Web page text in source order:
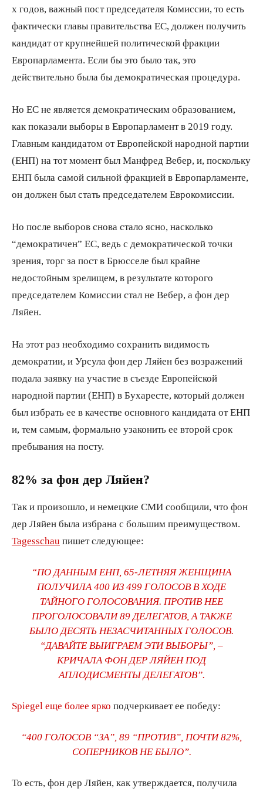
х годов, важный пост председателя Комиссии, то есть
фактически главы правительства ЕС, должен получить
кандидат от крупнейшей политической фракции
Европарламента. Если бы это было так, это
действительно была бы демократическая процедура.
Но ЕС не является демократическим образованием,
как показали выборы в Европарламент в 2019 году.
Главным кандидатом от Европейской народной партии
(ЕНП) на тот момент был Манфред Вебер, и, поскольку
ЕНП была самой сильной фракцией в Европарламенте,
он должен был стать председателем Еврокомиссии.
Но после выборов снова стало ясно, насколько
“демократичен” ЕС, ведь с демократической точки
зрения, торг за пост в Брюсселе был крайне
недостойным зрелищем, в результате которого
председателем Комиссии стал не Вебер, а фон дер
Ляйен.
На этот раз необходимо сохранить видимость
демократии, и Урсула фон дер Ляйен без возражений
подала заявку на участие в съезде Европейской
народной партии (ЕНП) в Бухаресте, который должен
был избрать ее в качестве основного кандидата от ЕНП
и, тем самым, формально узаконить ее второй срок
пребывания на посту.
82% за фон дер Ляйен?
Так и произошло, и немецкие СМИ сообщили, что фон
дер Ляйен была избрана с большим преимуществом.
Tagesschau пишет следующее:
“ПО ДАННЫМ ЕНП, 65-ЛЕТНЯЯ ЖЕНЩИНА
ПОЛУЧИЛА 400 ИЗ 499 ГОЛОСОВ В ХОДЕ
ТАЙНОГО ГОЛОСОВАНИЯ. ПРОТИВ НЕЕ
ПРОГОЛОСОВАЛИ 89 ДЕЛЕГАТОВ, А ТАКЖЕ
БЫЛО ДЕСЯТЬ НЕЗАСЧИТАННЫХ ГОЛОСОВ.
“ДАВАЙТЕ ВЫИГРАЕМ ЭТИ ВЫБОРЫ”, –
КРИЧАЛА ФОН ДЕР ЛЯЙЕН ПОД
АПЛОДИСМЕНТЫ ДЕЛЕГАТОВ”.
Spiegel еще более ярко подчеркивает ее победу:
“400 ГОЛОСОВ “ЗА”, 89 “ПРОТИВ”, ПОЧТИ 82%,
СОПЕРНИКОВ НЕ БЫЛО”.
То есть, фон дер Ляйен, как утверждается, получила